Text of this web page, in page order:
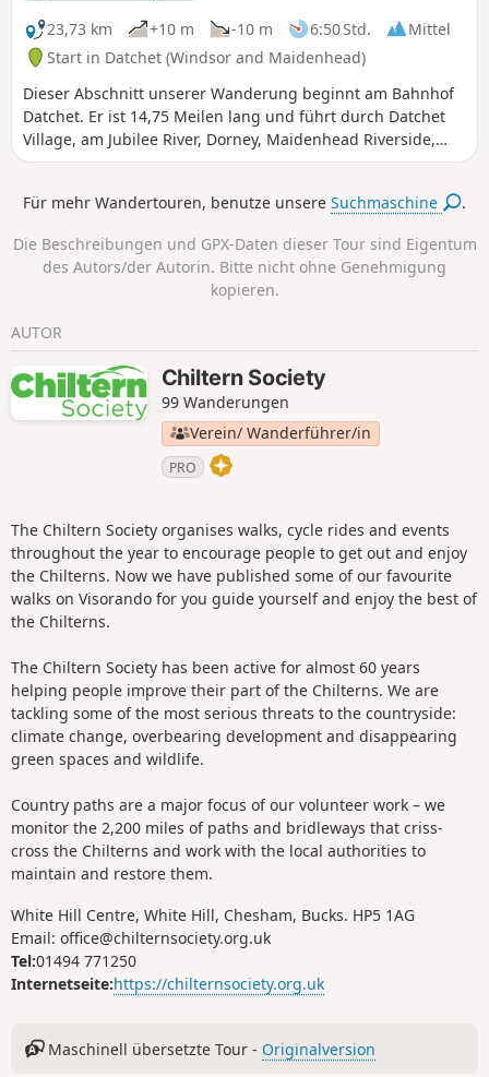
23,73 km
+10 m -10 m 6:50 Std.
Mittel
Start in Datchet (Windsor and Maidenhead)
Dieser Abschnitt unserer Wanderung beginnt am Bahnhof
Datchet. Er ist 14,75 Meilen lang und führt durch Datchet
Village, am Jubilee River, Dorney, Maidenhead Riverside,
Dorney Lake, Boveney, dem Thames Path, der Eton High
fünf Abschnitte, aber flach und leicht zu bewältigen.
Für mehr Wandertouren, benutze unsereSuchmaschine .
Die Beschreibungen und GPX-Daten dieser Tour sind Eigentum
des Autors/der Autorin. Bitte nicht ohne Genehmigung
kopieren.
AUTOR
Chiltern Society
99 Wanderungen
Verein/ Wanderführer/in
PRO
The Chiltern Society organises walks, cycle rides and events
throughout the year to encourage people to get out and enjoy
the Chilterns. Now we have published some of our favourite
walks on Visorando for you guide yourself and enjoy the best of
the Chilterns.
The Chiltern Society has been active for almost 60 years
helping people improve their part of the Chilterns. We are
tackling some of the most serious threats to the countryside:
climate change, overbearing development and disappearing
green spaces and wildlife.
Country paths are a major focus of our volunteer work – we
monitor the 2,200 miles of paths and bridleways that criss-
cross the Chilterns and work with the local authorities to
maintain and restore them.
White Hill Centre, White Hill, Chesham, Bucks. HP5 1AG
Email: office@chilternsociety.org.uk
Tel:01494 771250
Internetseite:https://chilternsociety.org.uk
Maschinell übersetzte Tour - Originalversion